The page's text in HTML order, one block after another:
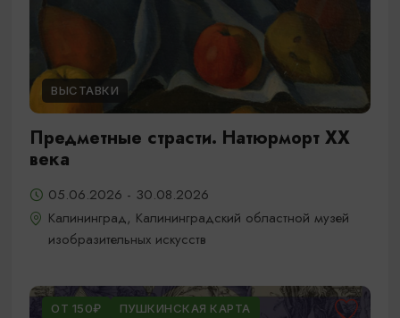
ВЫСТАВКИ
Предметные страсти. Натюрморт XX
века
05.06.2026 - 30.08.2026
Калининград, Калининградский областной музей
изобразительных искусств
ОТ 150₽ ПУШКИНСКАЯ КАРТА